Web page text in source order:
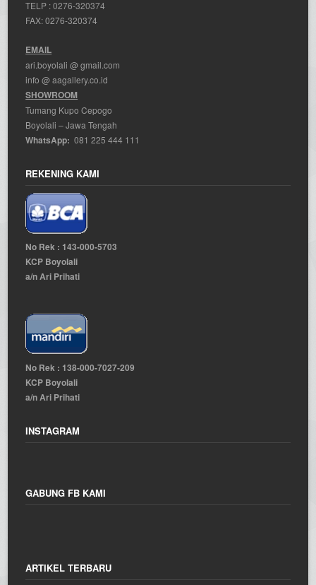
TELP :0276-320374
FAX: 0276-320374
EMAIL
ari.boyolali @ gmail.com
info @ aagallery.co.id
SHOWROOM
Tumang Kupo Cepogo
Boyolali – Jawa Tengah
WhatsApp: 081 225 444 111
REKENING KAMI
No Rek : 143-000-5703
KCP Boyolali
a/n Ari Prihati
No Rek : 138-000-7027-209
KCP Boyolali
a/n Ari Prihati
INSTAGRAM
GABUNG FB KAMI
ARTIKEL TERBARU